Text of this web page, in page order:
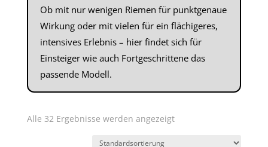
Ob mit nur wenigen Riemen für punktgenaue
Wirkung oder mit vielen für ein flächigeres,
intensives Erlebnis – hier findet sich für
Einsteiger wie auch Fortgeschrittene das
passende Modell.
Alle 32 Ergebnisse werden angezeigt